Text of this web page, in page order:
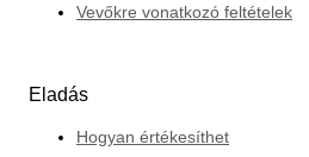
Vevőkre vonatkozó feltételek
Eladás
Hogyan értékesíthet